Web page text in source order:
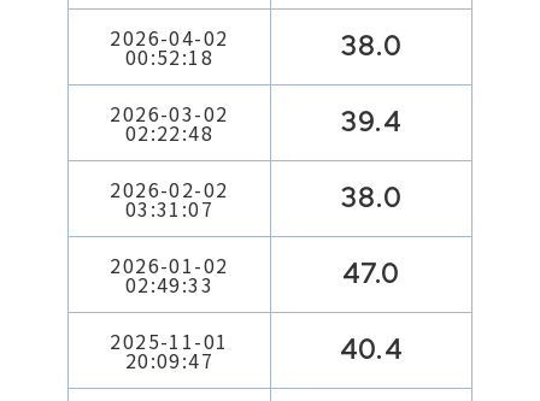
2026-04-02
00:52:18 38.0
2026-03-02
02:22:48 39.4
2026-02-02
03:31:07 38.0
2026-01-02
02:49:33 47.0
2025-11-01
20:09:47 40.4